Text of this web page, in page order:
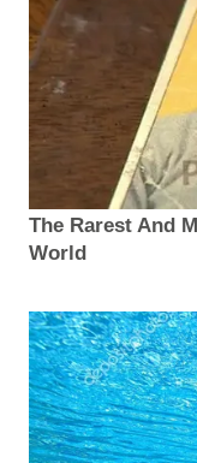
The Rarest And
World